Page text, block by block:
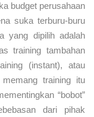
budget perusahaan
suka terburu-buru
yang dipilih adalah
training tambahan
(instant), atau
training itu
“bobot”
dari pihak